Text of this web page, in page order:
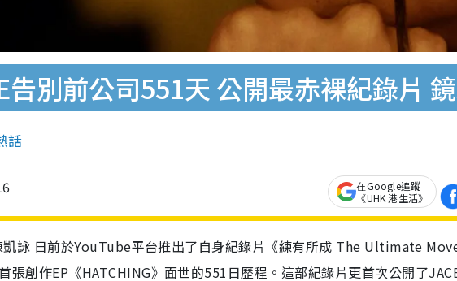
告別前公司551天 公開最赤裸紀錄片
話
在Google追蹤
《UHK 港生活》
凱詠 日前於YouTube平台推出了自身紀錄片《練有所成 The Ultimate
張創作EP《HATCHING》面世的551日歷程。這部紀錄片更首次公開了